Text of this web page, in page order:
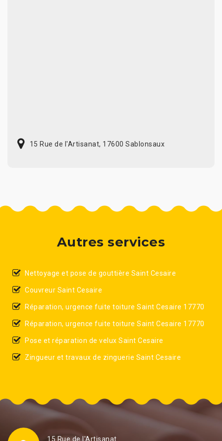
15 Rue de l'Artisanat, 17600 Sablonsaux
Autres services
Nettoyage et pose de gouttière Saint Cesaire
Couvreur Saint Cesaire
Réparation, urgence fuite toiture Saint Cesaire 17770
Réparation, urgence fuite toiture Saint Cesaire 17770
Pose et réparation de velux Saint Cesaire
Zingueur et travaux de zinguerie Saint Cesaire
15 Rue de l'Artisanat